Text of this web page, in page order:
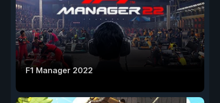
F1 Manager 2022